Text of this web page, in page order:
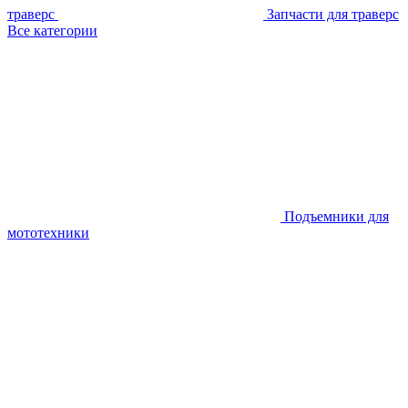
траверс
Запчасти для траверс
Все категории
Подъемники для
мототехники